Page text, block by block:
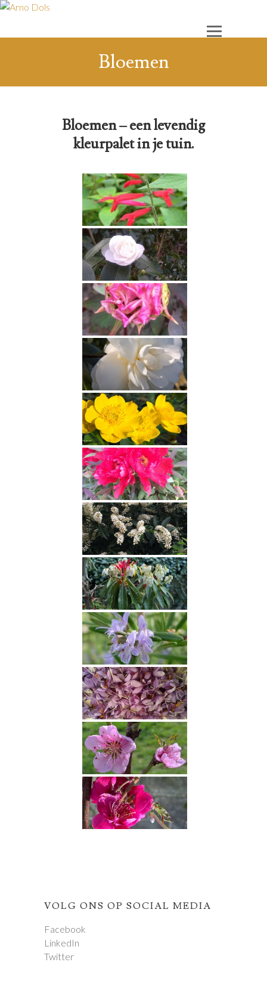
Bloemen
Bloemen – een levendig
kleurpalet in je tuin.
VOLG ONS OP SOCIAL MEDIA
Facebook
LinkedIn
Twitter